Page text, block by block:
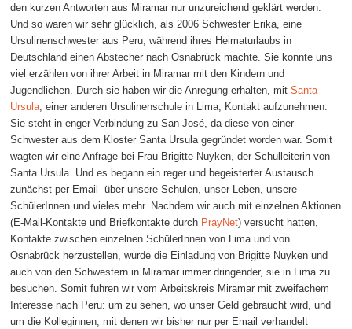
den kurzen Antworten aus Miramar nur unzureichend geklärt werden.
Und so waren wir sehr glücklich, als 2006 Schwester Erika, eine
Ursulinenschwester aus Peru, während ihres Heimaturlaubs in
Deutschland einen Abstecher nach Osnabrück machte. Sie konnte uns
viel erzählen von ihrer Arbeit in Miramar mit den Kindern und
Jugendlichen. Durch sie haben wir die Anregung erhalten, mitSanta
Ursula , einer anderen Ursulinenschule in Lima, Kontakt aufzunehmen.
Sie steht in enger Verbindung zu San José, da diese von einer
Schwester aus dem Kloster Santa Ursula gegründet worden war. Somit
wagten wir eine Anfrage bei Frau Brigitte Nuyken, der Schulleiterin von
Santa Ursula. Und es begann ein reger und begeisterter Austausch 
zunächst per Email  über unsere Schulen, unser Leben, unsere
SchülerInnen und vieles mehr. Nachdem wir auch mit einzelnen Aktionen
(E-Mail-Kontakte und Briefkontakte durch PrayNet) versucht hatten,
Kontakte zwischen einzelnen SchülerInnen von Lima und von
Osnabrück herzustellen, wurde die Einladung von Brigitte Nuyken und
auch von den Schwestern in Miramar immer dringender, sie in Lima zu
besuchen. Somit fuhren wir vom Arbeitskreis Miramar mit zweifachem
Interesse nach Peru: um zu sehen, wo unser Geld gebraucht wird, und
um die Kolleginnen, mit denen wir bisher nur per Email verhandelt